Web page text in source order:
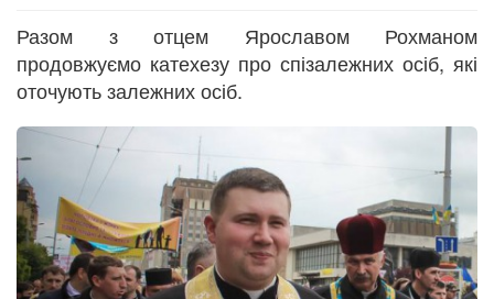
Разом з отцем Ярославом Рохманом
продовжуємо катехезу про спізалежних осіб, які
оточують залежних осіб.